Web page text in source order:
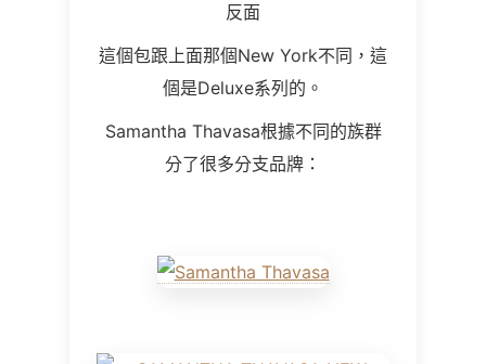
反面
這個包跟上面那個New York不同，這
個是Deluxe系列的。
Samantha Thavasa根據不同的族群
分了很多分支品牌：